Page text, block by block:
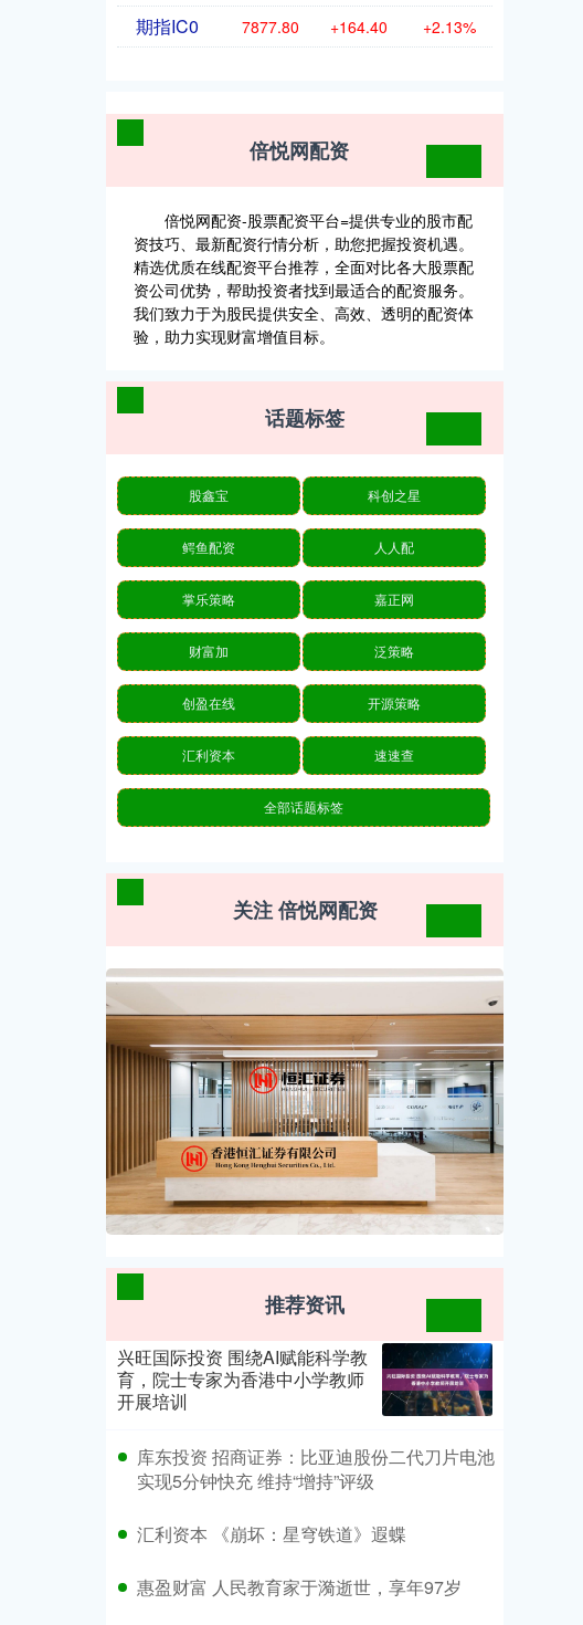
期指IC0 7877.80 +164.40 +2.13%
倍悦网配资
倍悦网配资-股票配资平台=提供专业的股市配
资技巧、最新配资行情分析，助您把握投资机遇。
精选优质在线配资平台推荐，全面对比各大股票配
资公司优势，帮助投资者找到最适合的配资服务。
我们致力于为股民提供安全、高效、透明的配资体
验，助力实现财富增值目标。
话题标签
股鑫宝 科创之星
鳄鱼配资 人人配
掌乐策略 嘉正网
财富加 泛策略
创盈在线 开源策略
汇利资本 速速查
全部话题标签
关注 倍悦网配资
推荐资讯
兴旺国际投资 围绕AI赋能科学教
育，院士专家为香港中小学教师
开展培训
​库东投资 招商证券：比亚迪股份二代刀片电池
实现5分钟快充 维持“增持”评级
​汇利资本 《崩坏：星穹铁道》遐蝶
​惠盈财富 人民教育家于漪逝世，享年97岁